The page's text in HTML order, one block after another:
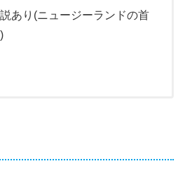
あり(ニュージーランドの首